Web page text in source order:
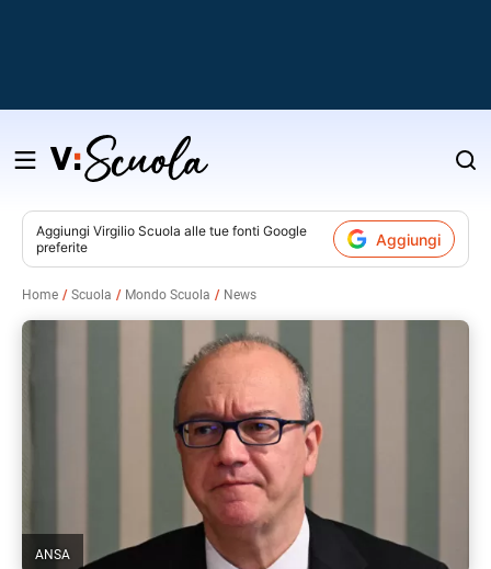
Salta
contenuto
Aggiungi Virgilio Scuola alle tue fonti Google
preferite
Aggiungi
Home Scuola Mondo Scuola News
ANSA